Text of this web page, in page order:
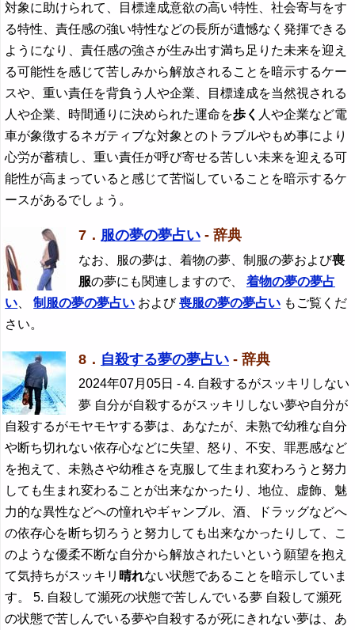
対象に助けられて、目標達成意欲の高い特性、社会寄与をす
る特性、責任感の強い特性などの長所が遺憾なく発揮できる
ようになり、責任感の強さが生み出す満ち足りた未来を迎え
る可能性を感じて苦しみから解放されることを暗示するケー
スや、重い責任を背負う人や企業、目標達成を当然視される
人や企業、時間通りに決められた運命を歩く 人や企業など電
車が象徴するネガティブな対象とのトラブルやもめ事により
心労が蓄積し、重い責任が呼び寄せる苦しい未来を迎える可
能性が高まっていると感じて苦悩していることを暗示するケ
ースがあるでしょう。
7． 服の夢の夢占い - 辞典
なお、服の夢は、着物の夢、制服の夢および喪
服の夢にも関連しますので、 着物の夢の夢占
い 、制服の夢の夢占い および喪服の夢の夢占い もご覧くだ
さい。
8． 自殺する夢の夢占い - 辞典
2024年07月05日 - 4. 自殺するがスッキリしない
夢 自分が自殺するがスッキリしない夢や自分が
自殺するがモヤモヤする夢は、あなたが、未熟で幼稚な自分
や断ち切れない依存心などに失望、怒り、不安、罪悪感など
を抱えて、未熟さや幼稚さを克服して生まれ変わろうと努力
しても生まれ変わることが出来なかったり、地位、虚飾、魅
力的な異性などへの憧れやギャンブル、酒、ドラッグなどへ
の依存心を断ち切ろうと努力しても出来なかったりして、こ
のような優柔不断な自分から解放されたいという願望を抱え
て気持ちがスッキリ 晴れない状態であることを暗示していま
す。 5. 自殺して瀕死の状態で苦しんでいる夢 自殺して瀕死
の状態で苦しんでいる夢や自殺するが死にきれない夢は、あ